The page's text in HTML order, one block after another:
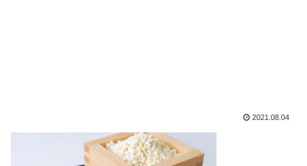
2021.08.04